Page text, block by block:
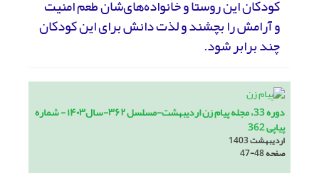
کودکان این روستا و خانواده‌های‌شان طعم امنیت
و آرامش را بچشند و لذت دانش برای این کودکان
چند برابر شود.
دوره 33، مجله پیام زن اردیبهشت-مسلسل ۳۶۲-سال۱۴۰۳ - شماره
پیاپی 362
اردیبهشت 1403
صفحه47-48